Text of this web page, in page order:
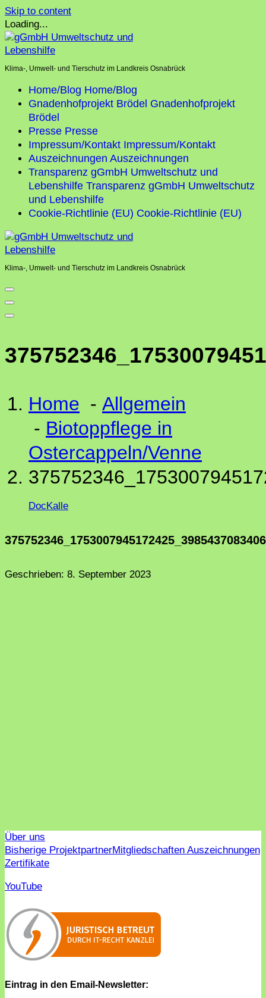
Skip to content
Loading...
Klima-, Umwelt- und Tierschutz im Landkreis Osnabrück
Home/Blog Home/Blog
Gnadenhofprojekt Brödel Gnadenhofprojekt
Brödel
Presse Presse
Impressum/Kontakt Impressum/Kontakt
Auszeichnungen Auszeichnungen
Transparenz gGmbH Umweltschutz und
Lebenshilfe Transparenz gGmbH Umweltschutz
und Lebenshilfe
Cookie-Richtlinie (EU) Cookie-Richtlinie (EU)
Klima-, Umwelt- und Tierschutz im Landkreis Osnabrück
Home - Allgemein
- Biotoppflege in
Ostercappeln/Venne
DocKalle
Geschrieben: 8. September 2023
Über uns
Bisherige ProjektpartnerMitgliedschaften Auszeichnungen
Zertifikate
YouTube
Eintrag in den Email-Newsletter: